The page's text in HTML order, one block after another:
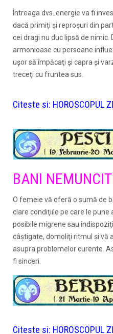
Întreaga dvs. energie va fi
dacă primiţi şi reproşuri din
cei dragi nu duc lipsă de
armonioase cu persoane
uşor să împăcaţi şi capra şi
treceţi cu fruntea sus.
Citeste si: HOROSCOPUL
BANI
O femeie vă oferă o sumă de
clare condiţiile pe care le
posibile migrene sau
câştigate, domoliţi ritmul şi vă
asupra problemelor curente.
fi sinceri.
Citeste si: HOROSCOPUL